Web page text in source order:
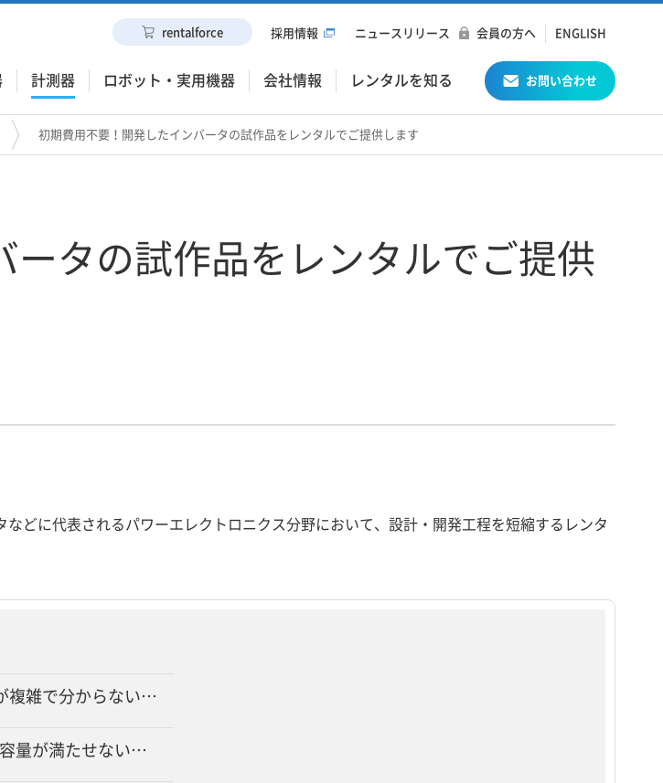
計測器 ロボット・実用機器 会社情報 レンタルを知る お問い合わせ
rentalforce 採用情報 ニュースリリース 会員の方へ ENGLISH
初期費用不要！開発したインバータの試作品をレンタルでご提供します
タの試作品をレンタルでご提供
どに代表されるパワーエレクトロニクス分野において、設計・開発工程を短縮するレンタ
複雑で分からない…
量が満たせない…